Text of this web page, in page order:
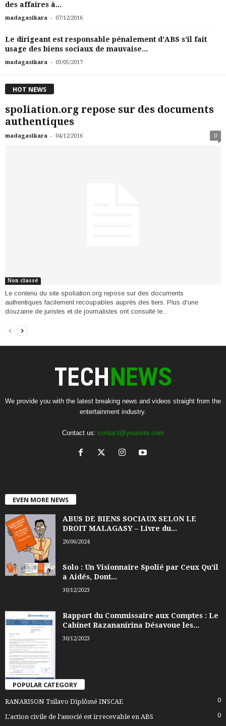
des affaires à...
madagasikara - 07/12/2016
Le dirigeant est responsable pénalement d’ABS s’il fait
usage des biens sociaux de mauvaise...
madagasikara - 03/05/2017
HOT NEWS
spoliation.org repose sur des documents
authentiques
madagasikara - 04/12/2016 0
Non classé
Le contenu du site spoliation.org repose sur des documents
authentiques facilement recoupables auprès des tiers. Plus d'une
douzaine de juristes et de journalistes ont consulté le...
We provide you with the latest breaking news and videos straight from the
entertainment industry.
Contact us: contact@yoursite.com
EVEN MORE NEWS
ABUS DE BIENS SOCIAUX SELON LE
DROIT MALAGASY – Livre du...
26/06/2024
Solo : Un Visionnaire Spolié par Ceux Qu’il
a Aidés, Dont...
30/12/2023
Rapport du Commissaire aux Comptes : Le
Cabinet Razananirina Désavoue les...
30/12/2023
POPULAR CATEGORY
RANARISON Tsilavo Diplômé INSCAE 0
L'action civile de l'associé est irrecevable en ABS 0